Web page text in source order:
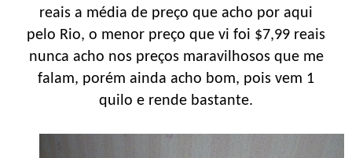
reais a média de preço que acho por aqui
pelo Rio, o menor preço que vi foi $7,99 reais
nunca acho nos preços maravilhosos que me
falam, porém ainda acho bom, pois vem 1
quilo e rende bastante.